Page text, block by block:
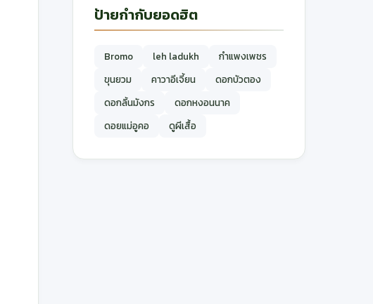
ป้ายกำกับยอดฮิต
Bromo leh ladukh
กำแพงเพชร
ขุนยวม
คาวาอีเจี้ยน
ดอกบัวตอง
ดอกลิ้นมังกร
ดอกหงอนนาค
ดอยแม่อูคอ
ดูผีเสื้อ